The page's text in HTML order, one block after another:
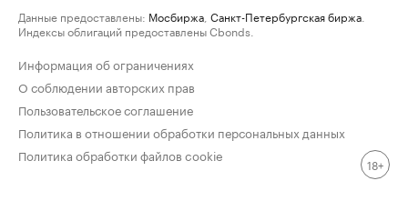
Данные предоставлены: Мосбиржа Санкт-Петербургская биржа
Индексы облигаций предоставлены Cbonds.
Информация об ограничениях
О соблюдении авторских прав
Пользовательское соглашение
Политика в отношении обработки персональных данных
Политика обработки файлов cookie
18+